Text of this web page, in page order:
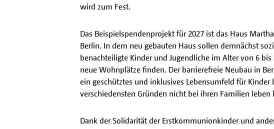
wird zum Fest.
Das Beispielspendenprojekt für 2027 ist das Haus
Berlin. In dem neu gebauten Haus sollen demnächst
benachteiligte Kinder und Jugendliche im Alter von 6 bis
neue Wohnplätze finden. Der barrierefreie Neubau in
ein geschütztes und inklusives Lebensumfeld für Kinder
verschiedensten Gründen nicht bei ihren Familien leben
Dank der Solidarität der Erstkommunionkinder und